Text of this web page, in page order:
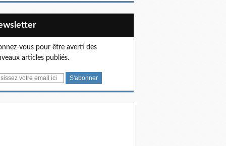
vous pour être averti des
articles publiés.